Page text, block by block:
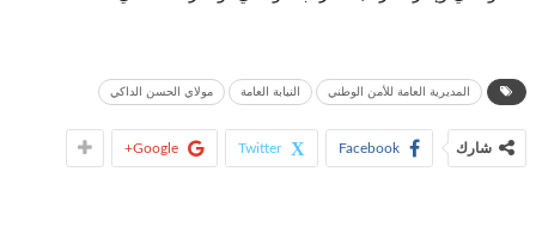
المديرية العامة للأمن الوطني النيابة العامة مولاي الحسن الداكي
شارك Facebook
Twitter
Google+